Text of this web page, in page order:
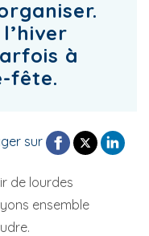
à
fête.
sur
de lourdes
ensemble